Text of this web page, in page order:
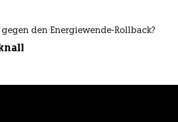
gegen den Energiewende-Rollback?